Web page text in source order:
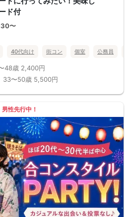
ド付
〜
40代向け 街コン 個室 公務員
48歳 2,400円
33〜50歳 5,500円
男性先行中！